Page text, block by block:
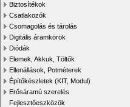
Biztosítékok
Csatlakozók
Csomagolás és tárolás
Digitális áramkörök
Diódák
Elemek, Akkuk, Töltők
Ellenállások, Potméterek
Építőkészletek (KIT, Modul)
Erősáramú szerelés
Fejlesztőeszközök